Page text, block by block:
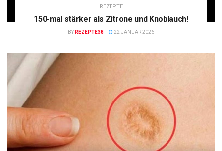
REZEPTE
150-mal stärker als Zitrone und Knoblauch!
BY REZEPTE38 22 JANUAR 2026